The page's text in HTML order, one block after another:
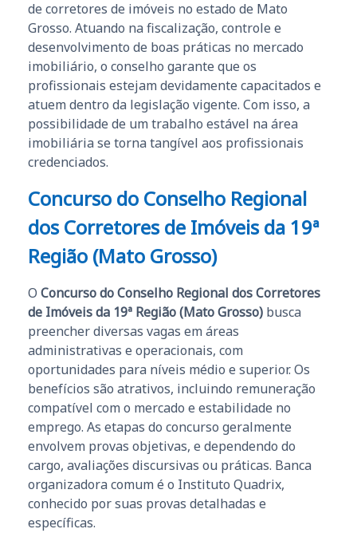
de corretores de imóveis no estado de Mato
Grosso. Atuando na fiscalização, controle e
desenvolvimento de boas práticas no mercado
imobiliário, o conselho garante que os
profissionais estejam devidamente capacitados e
atuem dentro da legislação vigente. Com isso, a
possibilidade de um trabalho estável na área
imobiliária se torna tangível aos profissionais
credenciados.
Concurso do Conselho Regional
dos Corretores de Imóveis da 19ª
Região (Mato Grosso)
O Concurso do Conselho Regional dos Corretores
de Imóveis da 19ª Região (Mato Grosso) busca
preencher diversas vagas em áreas
administrativas e operacionais, com
oportunidades para níveis médio e superior. Os
benefícios são atrativos, incluindo remuneração
compatível com o mercado e estabilidade no
emprego. As etapas do concurso geralmente
envolvem provas objetivas, e dependendo do
cargo, avaliações discursivas ou práticas. Banca
organizadora comum é o Instituto Quadrix,
conhecido por suas provas detalhadas e
específicas.